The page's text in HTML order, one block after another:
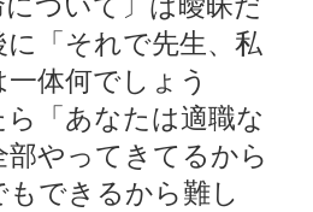
「それで先生、私
体何でしょう
「あなたは適職な
やってきてるから
できるから難し